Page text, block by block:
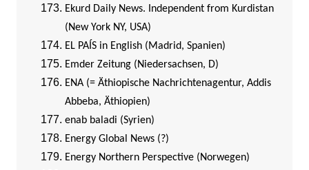
Ekurd Daily News. Independent from Kurdistan
(New York NY, USA)
EL PAÍS in English (Madrid, Spanien)
Emder Zeitung (Niedersachsen, D)
ENA (= Äthiopische Nachrichtenagentur, Addis
Abbeba, Äthiopien)
enab baladi (Syrien)
Energy Global News (?)
Energy Northern Perspective (Norwegen)